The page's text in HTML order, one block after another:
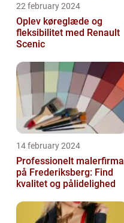
22 february 2024
Oplev køreglæde og
fleksibilitet med Renault
Scenic
14 february 2024
Professionelt malerfirma
på Frederiksberg: Find
kvalitet og pålidelighed